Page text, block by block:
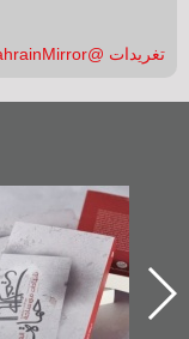
تغريدات @BahrainMirror
"حماة الباب الأخير":
الإصدار الأول عن
اعتصام الدراز
وأحداث ساحة
الفداء لمركز أوال